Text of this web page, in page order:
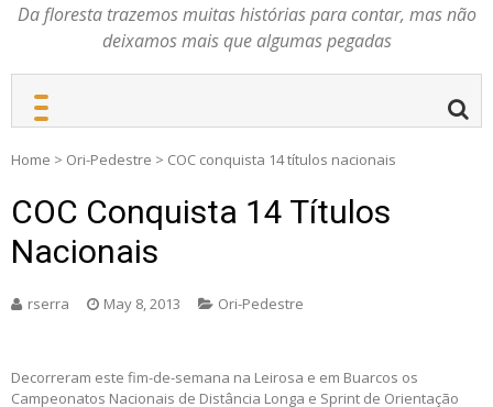
Da floresta trazemos muitas histórias para contar, mas não
deixamos mais que algumas pegadas
Home > Ori-Pedestre > COC conquista 14 títulos nacionais
COC Conquista 14 Títulos
Nacionais
rserra May 8, 2013 Ori-Pedestre
Decorreram este fim-de-semana na Leirosa e em Buarcos os
Campeonatos Nacionais de Distância Longa e Sprint de Orientação